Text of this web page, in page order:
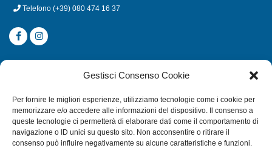
Gestisci Consenso Cookie
Per fornire le migliori esperienze, utilizziamo tecnologie come i cookie per
memorizzare e/o accedere alle informazioni del dispositivo. Il consenso a
queste tecnologie ci permetterà di elaborare dati come il comportamento di
navigazione o ID unici su questo sito. Non acconsentire o ritirare il
consenso può influire negativamente su alcune caratteristiche e funzioni.
Telefono (+39) 080 474 16 37
CATEGORIE
MULINELLI
CANNE
ACCESSORI NAUTICI